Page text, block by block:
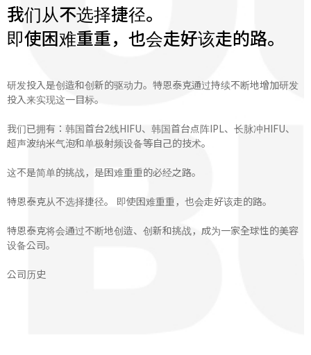
我们从不选择捷径。
即使困难重重，也会走好该走的路。
研发投入是创造和创新的驱动力。特恩泰克通过持续不断地增加研发
投入来实现这一目标。
我们已拥有：韩国首台2线HIFU、韩国首台点阵IPL、长脉冲HIFU、
超声波纳米气泡和单极射频设备等自己的技术。
这不是简单的挑战，是困难重重的必经之路。
特恩泰克从不选择捷径。 即使困难重重，也会走好该走的路。
特恩泰克将会通过不断地创造、创新和挑战，成为一家全球性的美容
设备公司。
公司历史